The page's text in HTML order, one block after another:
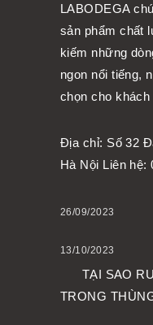
LABODEGA
sản phẩm chất
kiếm những
ngon nổi tiếng,
chọn cho khách
Địa chỉ: Số 32
Hà Nội Liên hệ:
26/09/2023
13/10/2023
TẠI SAO
TRONG